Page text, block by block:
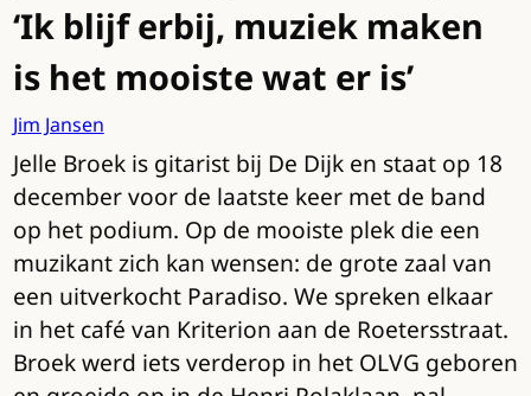
‘Ik blijf erbij, muziek maken
is het mooiste wat er is’
Jim Jansen
Jelle Broek is gitarist bij De Dijk en staat op 18
december voor de laatste keer met de band
op het podium. Op de mooiste plek die een
muzikant zich kan wensen: de grote zaal van
een uitverkocht Paradiso. We spreken elkaar
in het café van Kriterion aan de Roetersstraat.
Broek werd iets verderop in het OLVG geboren